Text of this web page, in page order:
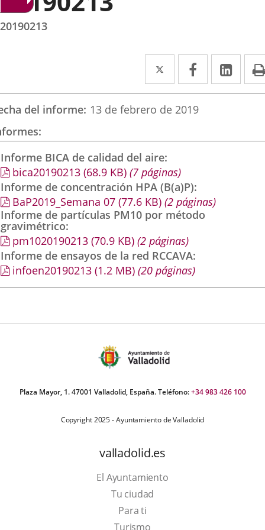
20190213
Twitter
Enlace
a
una
externa.
Facebook
Enlace
a
una
externa.
a
del informe 13 de febrero de 2019
Informe BICA de calidad del aire
bica20190213 (68.9 KB) (7 páginas)
Informe de concentración HPA (B(a)P)
BaP2019_Semana 07 (77.6 KB) (2 páginas)
Informe de partículas PM10 por método
gravimétrico
pm1020190213 (70.9 KB) (2 páginas)
Informe de ensayos de la red RCCAVA
infoen20190213 (1.2 MB) (20 páginas)
Plaza Mayor, 1. 47001 Valladolid, España. Teléfono:+34 983 426 100
Copyright 2025 - Ayuntamiento de Valladolid
valladolid.es
El Ayuntamiento
Tu ciudad
Para ti
TurismoThis